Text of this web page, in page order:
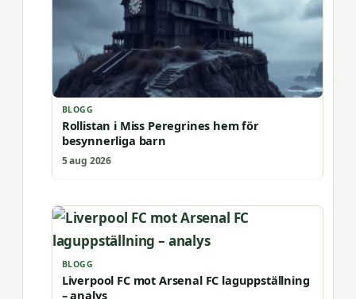
BLOGG
Rollistan i Miss Peregrines hem för
besynnerliga barn
5 aug 2026
BLOGG
Liverpool FC mot Arsenal FC laguppställning
– analys